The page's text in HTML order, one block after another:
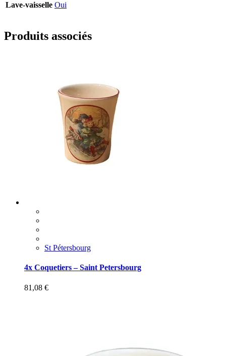
Lave-vaisselle Oui
Produits associés
St Pétersbourg
4x Coquetiers – Saint Petersbourg
81,08 €